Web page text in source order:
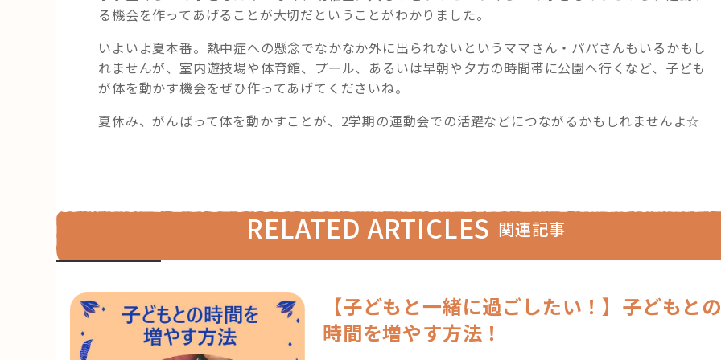
る機会を作ってあげることが大切だということがわかりました。
いよいよ夏本番。熱中症への懸念でなかなか外に出られないというママさん・パパさんもいるかもし
れませんが、室内遊技場や体育館、プール、あるいは早朝や夕方の時間帯に公園へ行くなど、子ども
が体を動かす機会をぜひ作ってあげてくださいね。
夏休み、がんばって体を動かすことが、2学期の運動会での活躍などにつながるかもしれませんよ☆
RELATED ARTICLES 関連記事
【子どもと一緒に過ごしたい！】子どもと
時間を増やす方法！